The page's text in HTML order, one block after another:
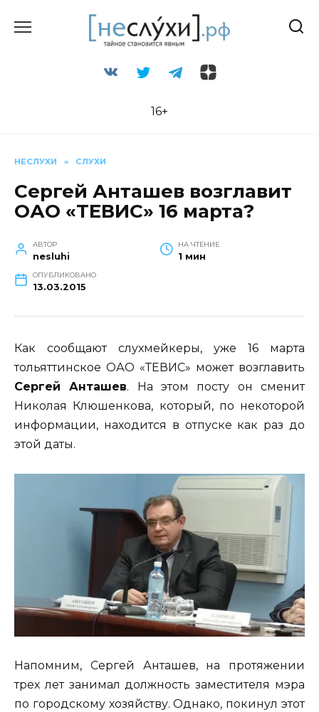
16+
НЕСЛУХИ » СЛУХИ
Сергей Анташев возглавит
ОАО «ТЕВИС» 16 марта?
АВТОР
nesluhi
НА ЧТЕНИЕ
1 мин
ОПУБЛИКОВАНО
13.03.2015
Как сообщают слухмейкеры, уже 16 марта
тольяттинское ОАО «ТЕВИС» может возглавить
Сергей Анташев. На этом посту он сменит
Николая Клюшенкова, который, по некоторой
информации, находится в отпуске как раз до
этой даты.
Напомним, Сергей Анташев, на протяжении
трех лет занимал должность заместителя мэра
по городскому хозяйству. Однако, покинул этот